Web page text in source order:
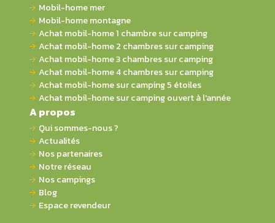
Mobil-home mer
Mobil-home montagne
Achat mobil-home 1 chambre sur camping
Achat mobil-home 2 chambres sur camping
Achat mobil-home 3 chambres sur camping
Achat mobil-home 4 chambres sur camping
Achat mobil-home sur camping 5 étoiles
Achat mobil-home sur camping ouvert à l'année
A propos
Qui sommes-nous ?
Actualités
Nos partenaires
Notre réseau
Nos campings
Blog
Espace revendeur